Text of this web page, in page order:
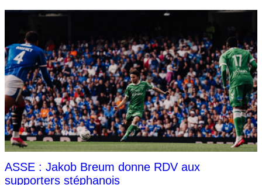
ASSE : Jakob Breum donne RDV aux
supporters stéphanois